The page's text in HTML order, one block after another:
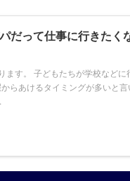
だって仕事に行きたく
ます。 子どもたちが学校などに
らあけるタイミングが多いと言